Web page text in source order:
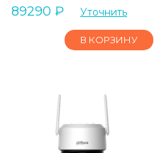
89290 ₽ Уточнить
В КОРЗИНУ